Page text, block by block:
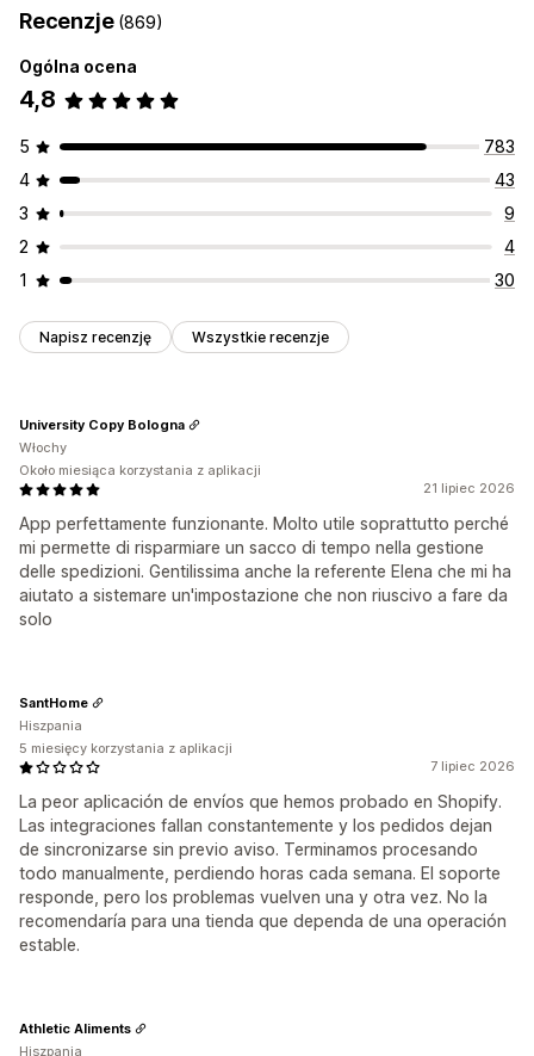
Recenzje (869)
Ogólna ocena
4,8
5
783
4
43
3
9
2
4
1
30
Napisz recenzję Wszystkie recenzje
21 lipiec 2026
App perfettamente funzionante. Molto utile soprattutto perché
mi permette di risparmiare un sacco di tempo nella gestione
delle spedizioni. Gentilissima anche la referente Elena che mi ha
aiutato a sistemare un'impostazione che non riuscivo a fare da
solo
University Copy Bologna
Włochy
Około miesiąca korzystania z aplikacji
7 lipiec 2026
La peor aplicación de envíos que hemos probado en Shopify.
Las integraciones fallan constantemente y los pedidos dejan
de sincronizarse sin previo aviso. Terminamos procesando
todo manualmente, perdiendo horas cada semana. El soporte
responde, pero los problemas vuelven una y otra vez. No la
recomendaría para una tienda que dependa de una operación
estable.
SantHome
Hiszpania
5 miesięcy korzystania z aplikacji
Athletic Aliments
Hiszpania